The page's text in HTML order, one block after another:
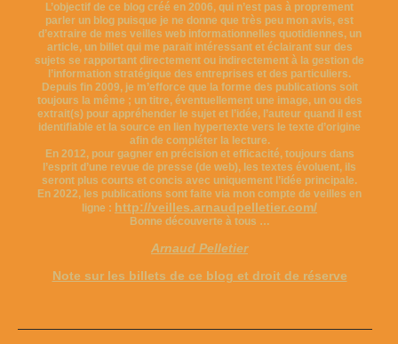
L’objectif de ce blog créé en 2006, qui n’est pas à proprement
parler un blog puisque je ne donne que très peu mon avis, est
d’extraire de mes veilles web informationnelles quotidiennes, un
article, un billet qui me parait intéressant et éclairant sur des
sujets se rapportant directement ou indirectement à la gestion de
l’information stratégique des entreprises et des particuliers.
Depuis fin 2009, je m’efforce que la forme des publications soit
toujours la même ; un titre, éventuellement une image, un ou des
extrait(s) pour appréhender le sujet et l’idée, l’auteur quand il est
identifiable et la source en lien hypertexte vers le texte d’origine
afin de compléter la lecture.
En 2012, pour gagner en précision et efficacité, toujours dans
l’esprit d’une revue de presse (de web), les textes évoluent, ils
seront plus courts et concis avec uniquement l’idée principale.
En 2022, les publications sont faite via mon compte de veilles en
ligne : http://veilles.arnaudpelletier.com/
Bonne découverte à tous …
Arnaud Pelletier
Note sur les billets de ce blog et droit de réserve